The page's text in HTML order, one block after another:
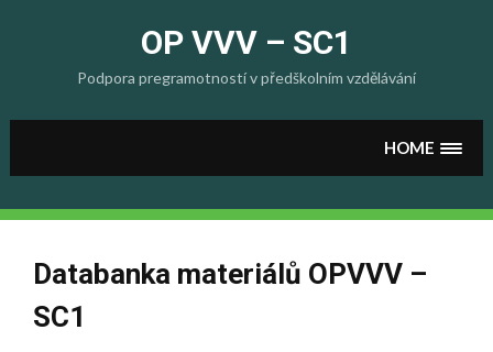
content
OP VVV – SC1
Podpora pregramotností v předškolním vzdělávání
HOME
Databanka materiálů OPVVV –
SC1